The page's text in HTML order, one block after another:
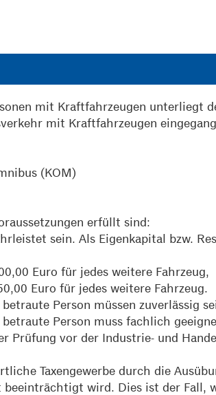
mit Kraftfahrzeugen unterliegt
mit Kraftfahrzeugen
(KOM)
erfüllt sind:
sein. Als Eigenkapital bzw.
Euro für jedes weitere Fahrzeug,
Euro für jedes weitere Fahrzeug.
Person müssen zuverlässig
Person muss fachlich
Prüfung vor der Industrie- und
Taxengewerbe durch die
wird. Dies ist der Fall,